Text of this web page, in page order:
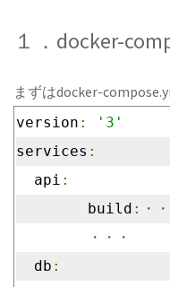
１．docker-
まずはdocker-
version :
'3'
services :
  api
:
	build
:・・
・・・
  db
: